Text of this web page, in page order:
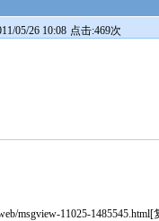
05/26 10:08 点击:469次
msgview-11025-1485545.html[